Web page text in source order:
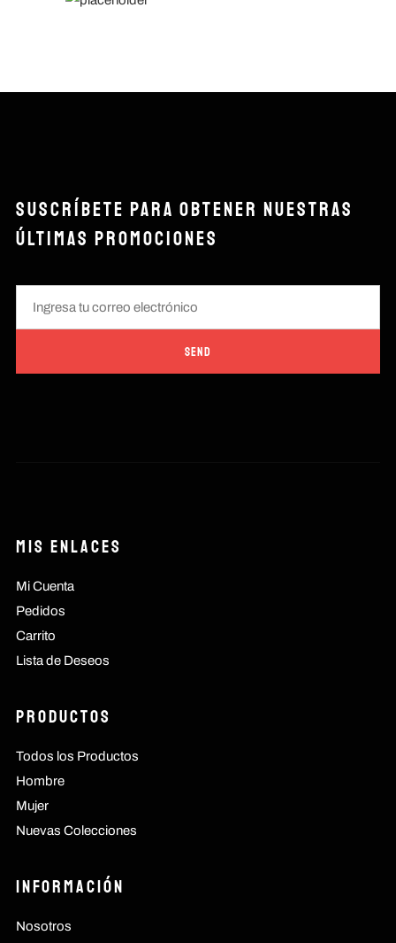
SUSCRÍBETE PARA OBTENER NUESTRAS
ÚLTIMAS PROMOCIONES
Mis Enlaces
Mi Cuenta
Pedidos
Carrito
Lista de Deseos
Productos
Todos los Productos
Hombre
Mujer
Nuevas Colecciones
Información
Nosotros